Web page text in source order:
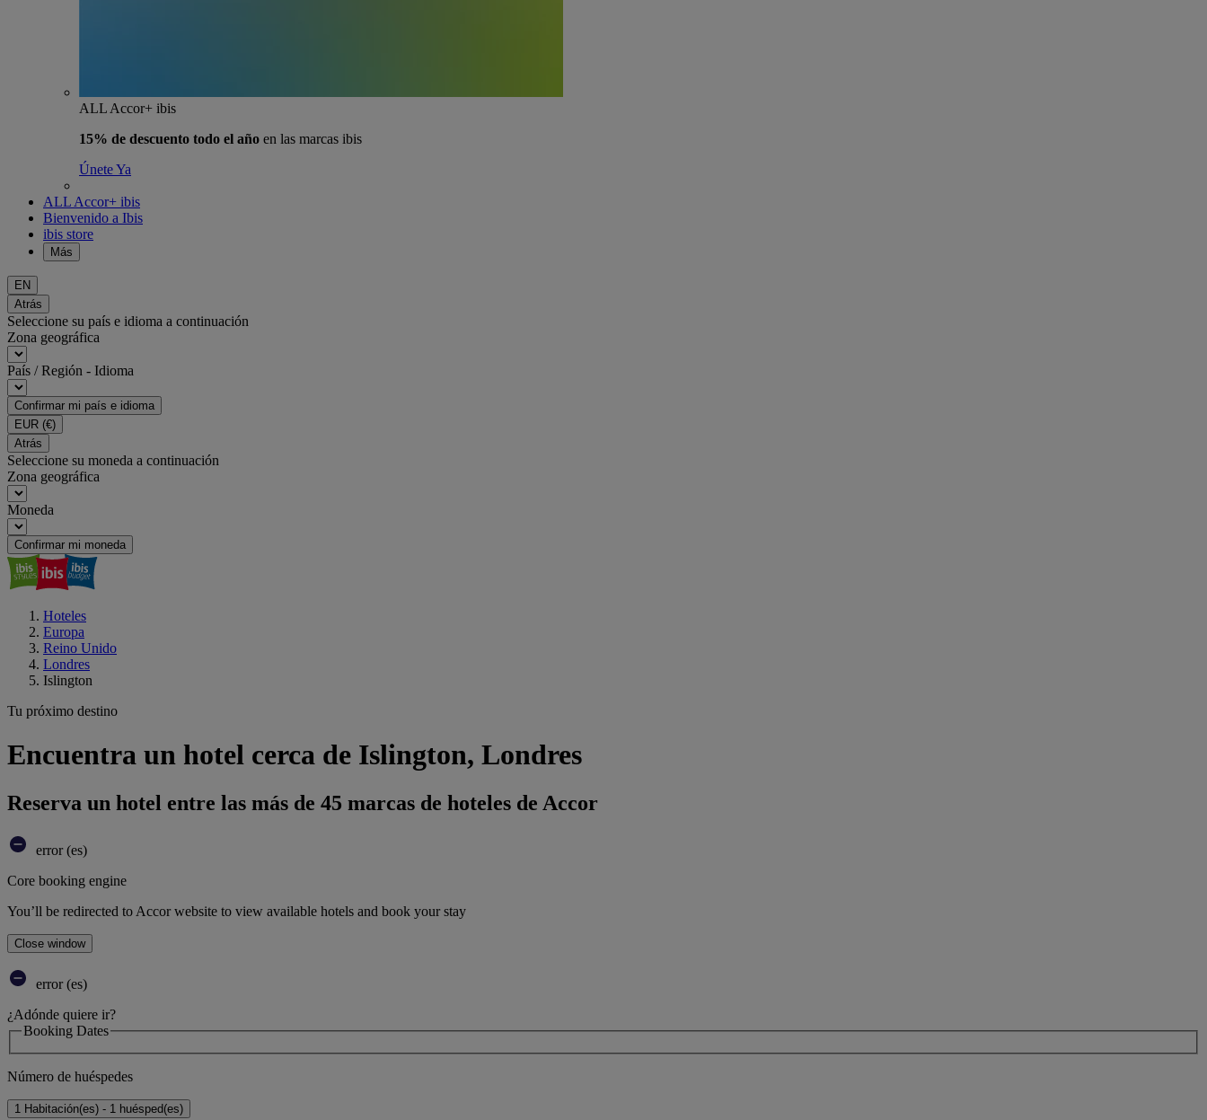
ALL Accor+ ibis
15% de descuento todo el año en las marcas ibis
Únete Ya
ALL Accor+ ibis
Bienvenido a Ibis
ibis store
Más
EN
Atrás
Seleccione su país e idioma a continuación
Zona geográfica
País / Región - Idioma
Confirmar mi país e idioma
EUR (€)
Atrás
Seleccione su moneda a continuación
Zona geográfica
Moneda
Confirmar mi moneda
Hoteles
Europa
Reino Unido
Londres
Islington
Tu próximo destino
Encuentra un hotel cerca de Islington, Londres
Reserva un hotel entre las más de 45 marcas de hoteles de Accor
error (es)
Core booking engine
You’ll be redirected to Accor website to view available hotels and book your stay
Close window
error (es)
¿Adónde quiere ir?
Booking Dates
Número de huéspedes
1 Habitación(es) - 1 huésped(es)